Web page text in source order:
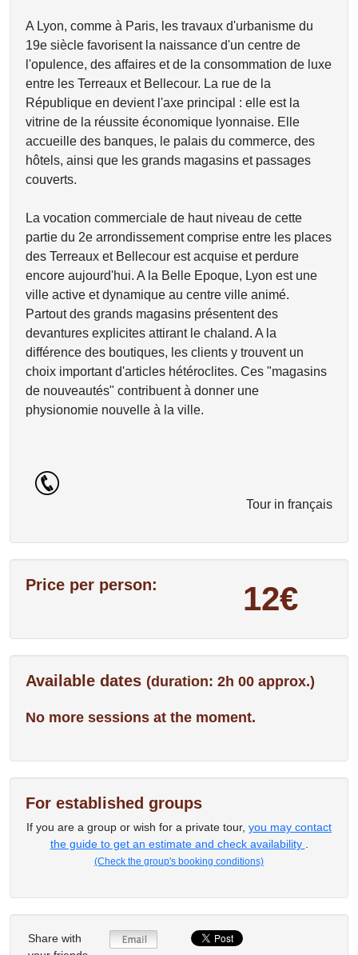
A Lyon, comme à Paris, les travaux d'urbanisme du
19e siècle favorisent la naissance d'un centre de
l'opulence, des affaires et de la consommation de luxe
entre les Terreaux et Bellecour. La rue de la
République en devient l'axe principal : elle est la
vitrine de la réussite économique lyonnaise. Elle
accueille des banques, le palais du commerce, des
hôtels, ainsi que les grands magasins et passages
couverts.
La vocation commerciale de haut niveau de cette
partie du 2e arrondissement comprise entre les places
des Terreaux et Bellecour est acquise et perdure
encore aujourd'hui. A la Belle Epoque, Lyon est une
ville active et dynamique au centre ville animé.
Partout des grands magasins présentent des
devantures explicites attirant le chaland. A la
différence des boutiques, les clients y trouvent un
choix important d'articles hétéroclites. Ces "magasins
de nouveautés" contribuent à donner une
physionomie nouvelle à la ville.
Tour in français
Price per person: 12€
Available dates (duration: 2h 00 approx.)
No more sessions at the moment.
For established groups
If you are a group or wish for a private tour, you may contact
the guide to get an estimate and check availability
(Check the group's booking conditions)
Share with